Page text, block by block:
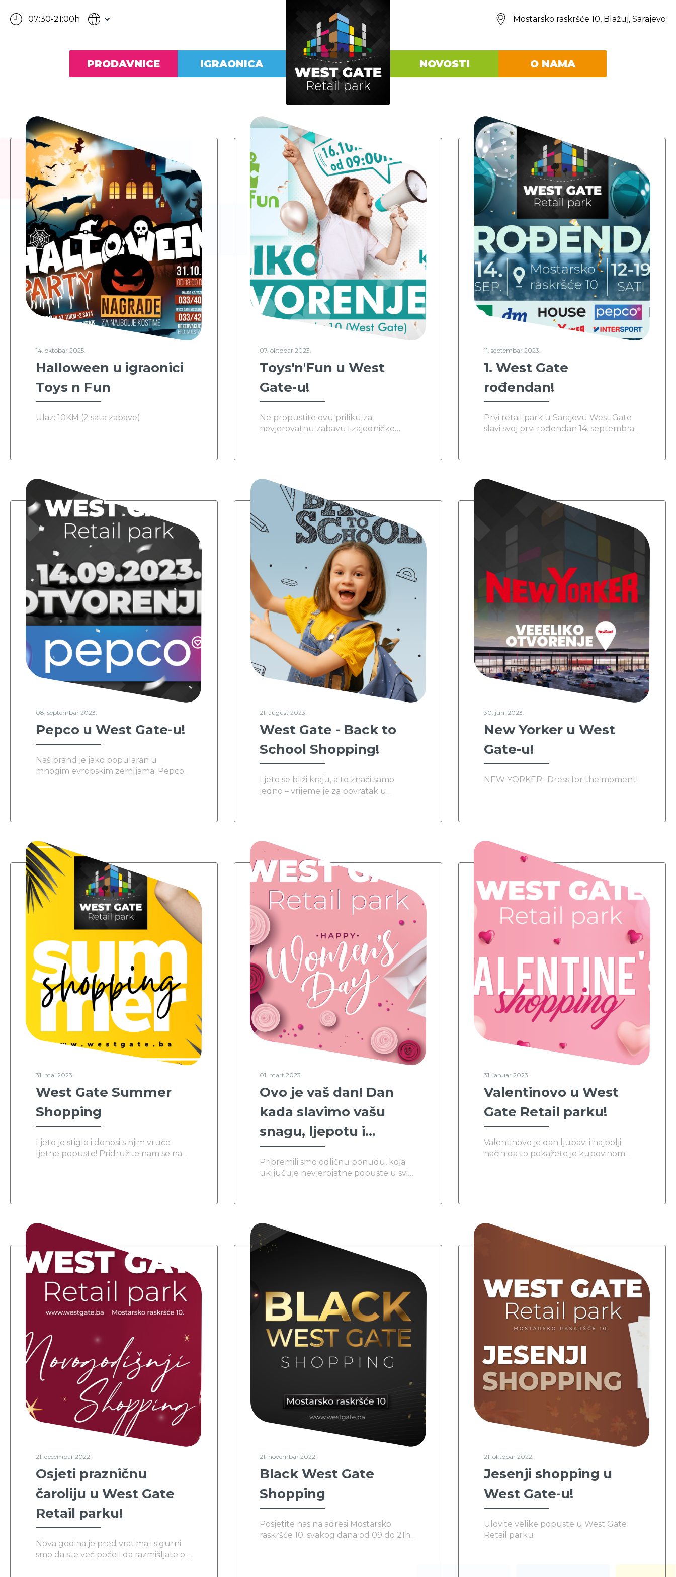
07:30-21:00h Mostarsko raskršće 10, Blažuj, Sarajevo
PRODAVNICE IGRAONICA NOVOSTI O NAMA
Halloween u igraonici
Toys n Fun
14. oktobar 2025.
Ulaz: 10KM (2 sata zabave)
Toys'n'Fun u West
Gate-u!
07. oktobar 2023.
Ne propustite ovu priliku za
nevjerovatnu zabavu i zajedničke
Parku 16. oktobra od 9 sati. Ovo će biti
🎈🎊
1. West Gate
rođendan!
11. septembar 2023.
Prvi retail park u Sarajevu West Gate
slavi svoj prvi rođendan 14. septembra
godinu dana izvanrednih iskustava,
Sarajeva, ali i njegove okolice.
Pepco u West Gate-u!
08. septembar 2023.
Naš brand je jako popularan u
mnogim evropskim zemljama. Pepco
West Gate - Back to
School Shopping!
21. august 2023.
Ljeto se bliži kraju, a to znači samo
jedno – vrijeme je za povratak u
destinacija, sadrži fantastične ponude
pripremili za novu školsku godinu. Sv
New Yorker u West
Gate-u!
30. juni 2023.
NEW YORKER- Dress for the moment!
West Gate Summer
Shopping
31. maj 2023.
Ljeto je stiglo i donosi s njim vruće
ljetne popuste! Pridružite nam se na
Ovo je vaš dan! Dan
kada slavimo vašu
snagu, ljepotu i
nevjerojatnu
sposobnost.
01. mart 2023.
Pripremili smo odličnu ponudu, koja
uključuje nevjerojatne popuste u svim
Valentinovo u West
Gate Retail parku!
31. januar 2023.
Valentinovo je dan ljubavi i najbolji
način da to pokažete je kupovinom
Osjeti prazničnu
čaroliju u West Gate
Retail parku!
21. decembar 2022.
Nova godina je pred vratima i sigurni
smo da ste već počeli da razmišljate o
Black West Gate
Shopping
21. novembar 2022.
Posjetite nas na adresi Mostarsko
raskršće 10. svakog dana od 09 do 21h i
Jesenji shopping u
West Gate-u!
21. oktobar 2022.
Ulovite velike popuste u West Gate
Retail parku